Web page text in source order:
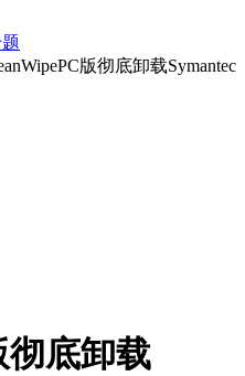
版彻底卸载Symantec
彻底卸载